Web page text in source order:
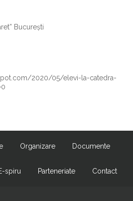
București
2020/05/elevi-la-catedra-
Organizare Documente
spiru Parteneriate Contact